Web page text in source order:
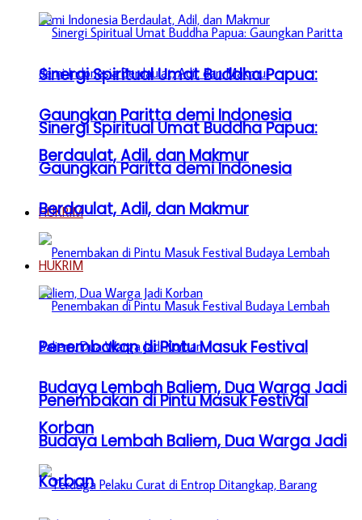
Sinergi Spiritual Umat Buddha Papua:
Gaungkan Paritta demi Indonesia
Berdaulat, Adil, dan Makmur
HUKRIM
Penembakan di Pintu Masuk Festival
Budaya Lembah Baliem, Dua Warga Jadi
Korban
Sinergi Spiritual Umat Buddha Papua:
Gaungkan Paritta demi Indonesia
Berdaulat, Adil, dan Makmur
HUKRIM
Penembakan di Pintu Masuk Festival
Budaya Lembah Baliem, Dua Warga Jadi
Korban